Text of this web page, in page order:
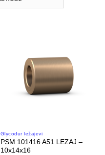
Glycodur ležajevi
PSM 101416 A51 LEZAJ –
10x14x16